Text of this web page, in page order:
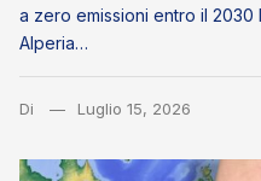
a zero emissioni entro il 2030
Alperia…
Di Luglio 15, 2026